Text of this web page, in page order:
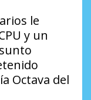
le
y un
Octava del